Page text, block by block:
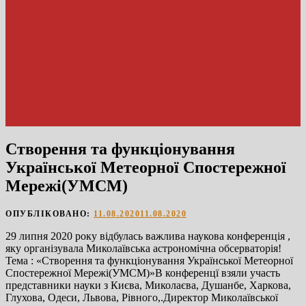
Створення та функціонування
Української Метеорної Спостережної
Мережі(УМСМ)
ОПУБЛІКОВАНО: 11.08.202011.08.2020
29 липня 2020 року відбулась важлива наукова конференція ,
яку організувала Миколаївська астрономічна обсерваторія!
Тема : «Створення та функціонування Української Метеорної
Спостережної Мережі(УМСМ)»В конференцї взяли участь
представники науки з Києва, Миколаєва, Душанбе, Харкова,
Глухова, Одеси, Львова, Рівного,.Директор Миколаївської